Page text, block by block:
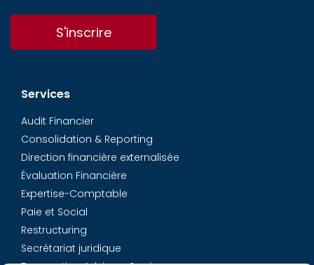
S'inscrire
Services
Audit Financier
Consolidation & Reporting
Direction financière externalisée
Évaluation Financière
Expertise-Comptable
Paie et Social
Restructuring
Secrétariat juridique